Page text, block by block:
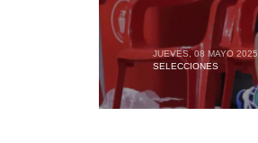
JUEVES, 08 MAYO 2025
SELECCIONES